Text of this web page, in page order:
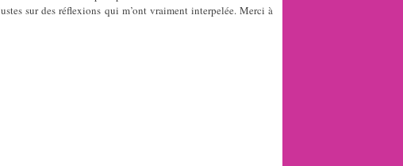
sur des réflexions qui m’ont vraiment interpelée. Merci à